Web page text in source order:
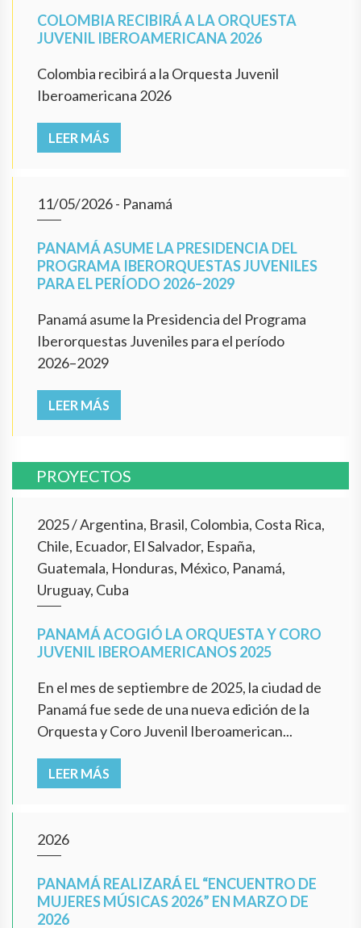
COLOMBIA RECIBIRÁ A LA ORQUESTA
JUVENIL IBEROAMERICANA 2026
Colombia recibirá a la Orquesta Juvenil
Iberoamericana 2026
LEER MÁS
11/05/2026- Panamá
PANAMÁ ASUME LA PRESIDENCIA DEL
PROGRAMA IBERORQUESTAS JUVENILES
PARA EL PERÍODO 2026–2029
Panamá asume la Presidencia del Programa
Iberorquestas Juveniles para el período
2026–2029
LEER MÁS
PROYECTOS
2025/Argentina, Brasil, Colombia, Costa Rica,
Chile, Ecuador, El Salvador, España,
Guatemala, Honduras, México, Panamá,
Uruguay, Cuba
PANAMÁ ACOGIÓ LA ORQUESTA Y CORO
JUVENIL IBEROAMERICANOS 2025
En el mes de septiembre de 2025, la ciudad de
Panamá fue sede de una nueva edición de la
Orquesta y Coro Juvenil Iberoamerican...
LEER MÁS
2026
PANAMÁ REALIZARÁ EL “ENCUENTRO DE
MUJERES MÚSICAS 2026” EN MARZO DE
2026